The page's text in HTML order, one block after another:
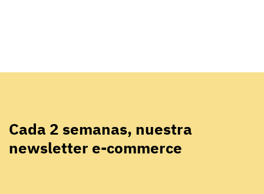
Cada 2 semanas, nuestra
newsletter e-commerce